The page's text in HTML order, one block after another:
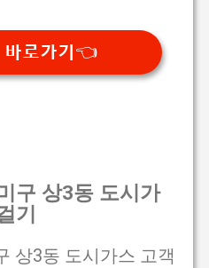
로가기👈
구 상3동 도시가
기
상3동 도시가스 고객